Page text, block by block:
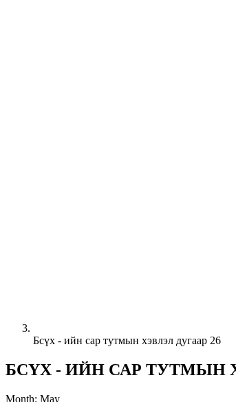
Бсүх - ийн сар тутмын хэвлэл дугаар 26
БСҮХ - ИЙН САР ТУТМЫН
Month: May